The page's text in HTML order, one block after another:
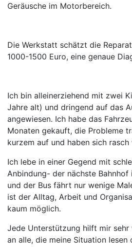
Geräusche im Motorbereich.
Die Werkstatt schätzt die
1000-1500 Euro, eine genaue
Ich bin alleinerziehend mit zwei
Jahre alt) und dringend auf das
angewiesen. Ich habe das
Monaten gekauft, die Probleme
kurzem auf und haben sich
Ich lebe in einer Gegend mit
Anbindung- der nächste
und der Bus fährt nur wenige
ist der Alltag, Arbeit und
kaum möglich.
Jede Unterstützung hilft mir sehr
an alle, die meine Situation lesen